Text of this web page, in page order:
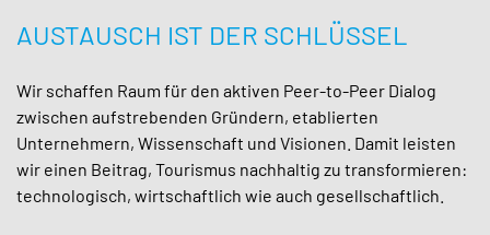
AUSTAUSCH IST DER SCHLÜSSEL
Wir schaffen Raum für den aktiven Peer-to-Peer Dialog
zwischen aufstrebenden Gründern, etablierten
Unternehmern, Wissenschaft und Visionen. Damit leisten
wir einen Beitrag, Tourismus nachhaltig zu transformieren:
technologisch, wirtschaftlich wie auch gesellschaftlich.